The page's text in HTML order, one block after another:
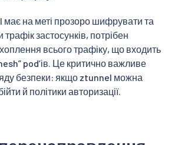
має на меті прозоро шифрувати та
застосунків, потрібен
всього трафіку, що входить
podʼів. Це критично важливе
безпеки: якщо ztunnel можна
й політики авторизації.